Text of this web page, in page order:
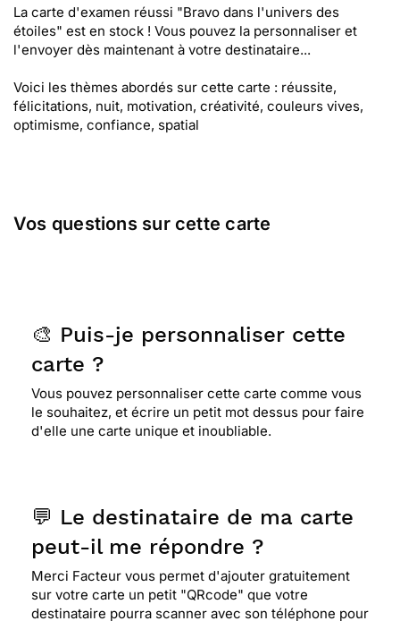
La carte d'examen réussi "Bravo dans l'univers des
étoiles" est en stock ! Vous pouvez la personnaliser et
l'envoyer dès maintenant à votre destinataire...
Voici les thèmes abordés sur cette carte : réussite,
félicitations, nuit, motivation, créativité, couleurs vives,
optimisme, confiance, spatial
Vos questions sur cette carte
🎨 Puis-je personnaliser cette
carte ?
Vous pouvez personnaliser cette carte comme vous
le souhaitez, et écrire un petit mot dessus pour faire
d'elle une carte unique et inoubliable.
💬 Le destinataire de ma carte
peut-il me répondre ?
Merci Facteur vous permet d'ajouter gratuitement
sur votre carte un petit "QRcode" que votre
destinataire pourra scanner avec son téléphone pour